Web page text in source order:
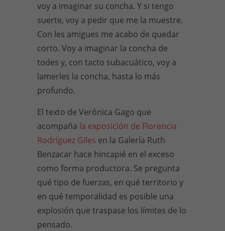
voy a imaginar su concha. Y si tengo
suerte, voy a pedir que me la muestre.
Con les amigues me acabo de quedar
corto. Voy a imaginar la concha de
todes y, con tacto subacuático, voy a
lamerles la concha, hasta lo más
profundo.
El texto de Verónica Gago que
acompaña la exposición de Florencia
Rodríguez Giles en la Galería Ruth
Benzacar hace hincapié en el exceso
como forma productora. Se pregunta
qué tipo de fuerzas, en qué territorio y
en qué temporalidad es posible una
explosión que traspase los límites de lo
pensado.